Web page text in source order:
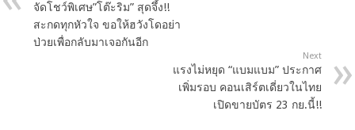
จัดโชว์พิเศษ”โต๊ะริม” สุดจึ้ง!!
สะกดทุกหัวใจ ขอให้ฮวังโดอย่า
ป่วยเพื่อกลับมาเจอกันอีก
Next
แรงไม่หยุด “แบมแบม” ประกาศ
เพิ่มรอบ คอนเสิร์ตเดี่ยวในไทย
เปิดขายบัตร 23 กย.นี้!!